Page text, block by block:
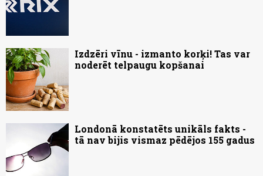
Izdzēri vīnu - izmanto korķi! Tas var
noderēt telpaugu kopšanai
Londonā konstatēts unikāls fakts -
tā nav bijis vismaz pēdējos 155 gadus